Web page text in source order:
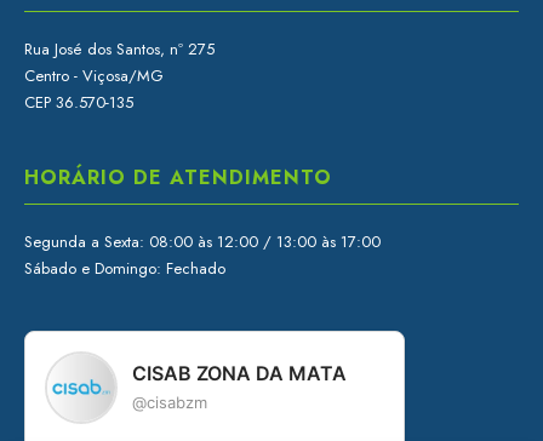
Rua José dos Santos, nº 275
Centro - Viçosa/MG
CEP 36.570-135
HORÁRIO DE ATENDIMENTO
Segunda a Sexta: 08:00 às 12:00 / 13:00 às 17:00
Sábado e Domingo: Fechado
CISAB ZONA DA MATA
@cisabzm